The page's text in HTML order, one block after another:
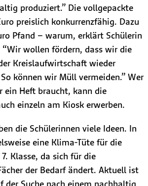
produziert.” Die vollgepackte
preislich konkurrenzfähig. Dazu
Pfand – warum, erklärt Schülerin
wollen fördern, dass wir die
Kreislaufwirtschaft wieder
können wir Müll vermeiden.” Wer
ein Heft braucht, kann die
einzeln am Kiosk erwerben.
die Schülerinnen viele Ideen. In
eine Klima-Tüte für die
Klasse, da sich für die
der Bedarf ändert. Aktuell ist